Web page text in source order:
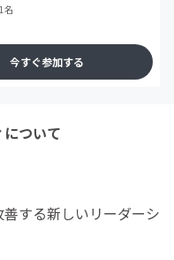
名
今すぐ参加する
ついて
する新しいリーダーシ